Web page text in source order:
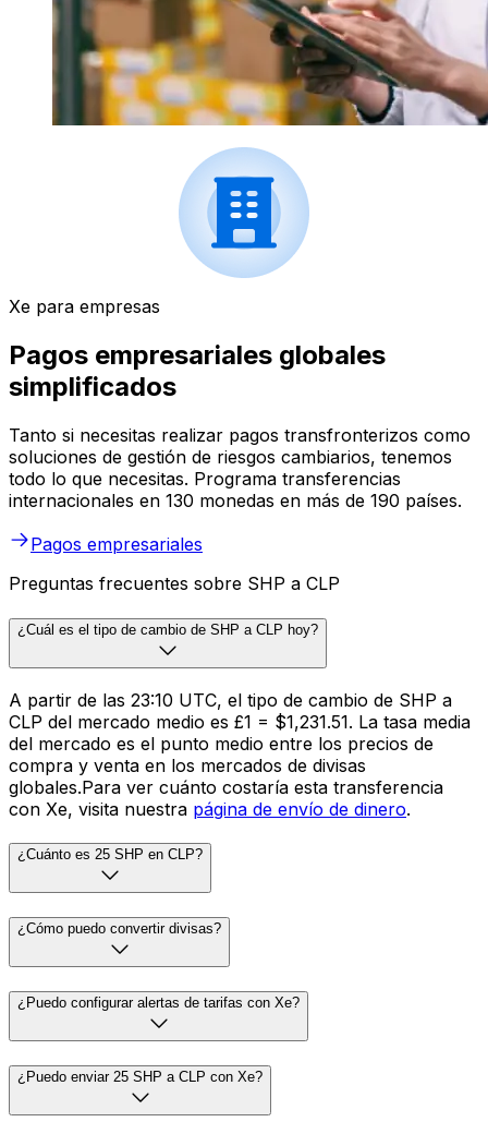
Xe para empresas
Pagos empresariales globales
simplificados
Tanto si necesitas realizar pagos transfronterizos como
soluciones de gestión de riesgos cambiarios, tenemos
todo lo que necesitas. Programa transferencias
internacionales en 130 monedas en más de 190 países.
Pagos empresariales
Preguntas frecuentes sobre SHP a CLP
¿Cuál es el tipo de cambio de SHP a CLP hoy?
A partir de las 23:10 UTC, el tipo de cambio de SHP a
CLP del mercado medio es £1 = $1,231.51. La tasa media
del mercado es el punto medio entre los precios de
compra y venta en los mercados de divisas
globales.Para ver cuánto costaría esta transferencia
con Xe, visita nuestra página de envío de dinero.
¿Cuánto es 25 SHP en CLP?
¿Cómo puedo convertir divisas?
¿Puedo configurar alertas de tarifas con Xe?
¿Puedo enviar 25 SHP a CLP con Xe?